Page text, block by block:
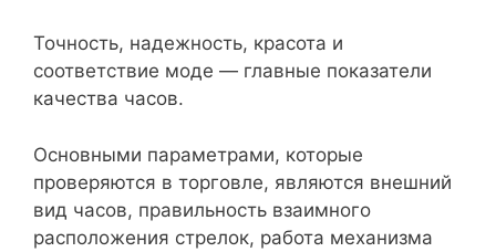
Точность, надежность, красота и
соответствие моде — главные показатели
качества часов.
Основными параметрами, которые
проверяются в торговле, являются внешний
вид часов, правильность взаимного
расположения стрелок, работа механизма